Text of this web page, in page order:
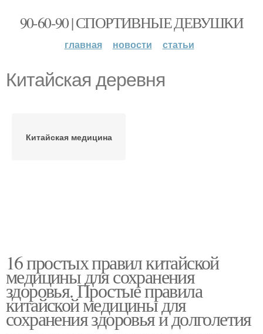
90-60-90 | СПОРТИВНЫЕ ДЕВУШКИ
главная новости статьи
Китайская деревня
Китайская медицина
16 простых правил китайской
медицины для сохранения
здоровья. Простые правила
китайской медицины для
сохранения здоровья и долголетия